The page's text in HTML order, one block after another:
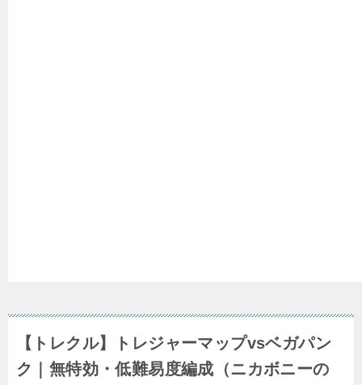
【トレクル】トレジャーマップvsベガパン
ク｜無特効・低難易度編成（ニカボニーの